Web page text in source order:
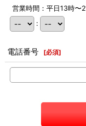
営業時間：平日13時〜
:
電話番号 [必須]